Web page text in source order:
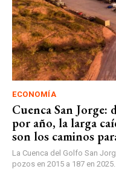
ECONOMÍA
Cuenca San Jorge:
por año, la larga
son los caminos
La Cuenca del Golfo San
pozos en 2015 a 187 en